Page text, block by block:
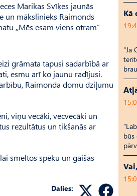
Marikas Svīķes jaunās
un mākslinieks Raimonds
,,Mēs esam viens otram”
grāmata tapusi sadarbībā ar
esmu arī ko jaunu radījusi.
Raimonda domu dziļumu
viņu vecāki, vecvecāki un
rezultātus un tikšanās ar
smeltos spēku un gaišas
Dalies:
Kā
“Ja
būs